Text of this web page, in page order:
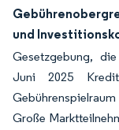
und
Gesetzgebung,
Juni 2025
Große